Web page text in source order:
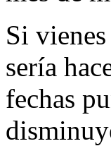
Si
sería
fechas